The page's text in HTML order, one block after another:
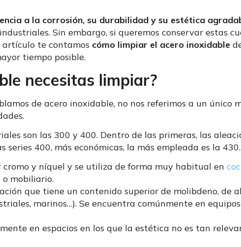
a la corrosión, su durabilidad y su estética
Sin embargo, si queremos conservar estas
artículo te contamos cómo limpiar el acero inoxidable
tiempo posible.
necesitas limpiar?
de acero inoxidable, no nos referimos a un único
son las 300 y 400. Dentro de las primeras, las
400, más económicas, la más empleada es la 430.
cromo y níquel y se utiliza de forma muy habitual en
mobiliario.
que tiene un contenido superior de molibdeno, de
marinos…). Se encuentra comúnmente en
en espacios en los que la estética no es tan